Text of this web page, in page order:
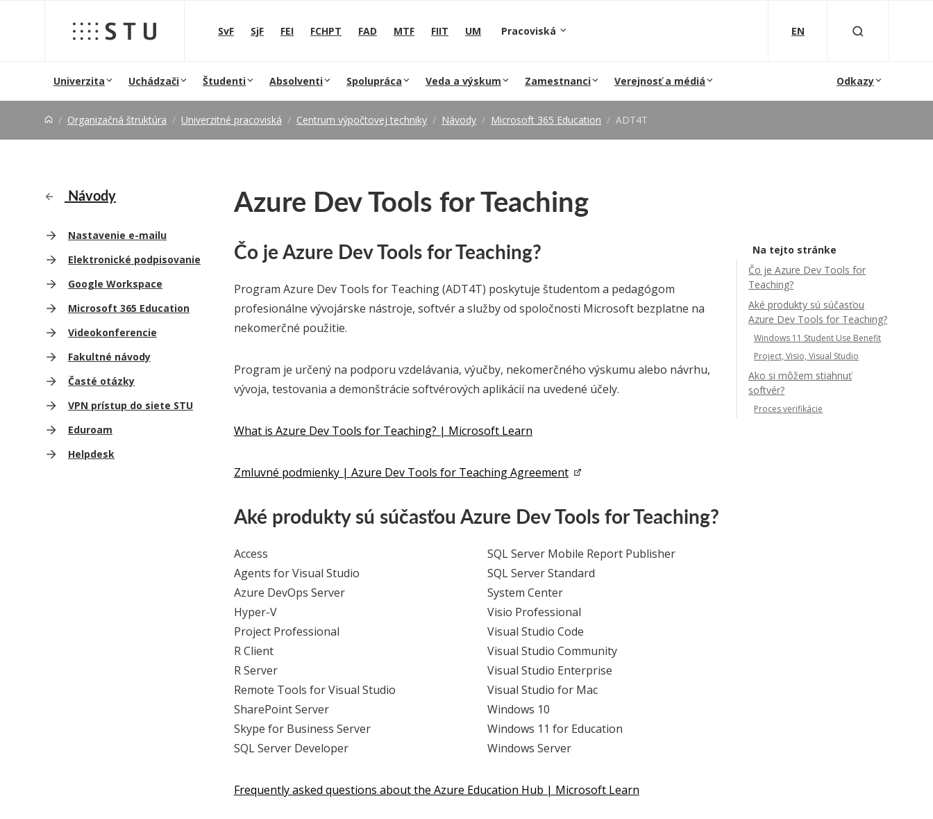
SvF SjF FEI FCHPT FAD MTF FIIT UM Pracoviská EN
Univerzita Uchádzači Študenti Absolventi Spolupráca Veda a výskum Zamestnanci Verejnosť a médiá Odkazy
Organizačná štruktúra Univerzitné pracoviská Centrum výpočtovej techniky Návody Microsoft 365 Education ADT4T
Návody
Nastavenie e-mailu
Elektronické podpisovanie
Google Workspace
Microsoft 365 Education
Videokonferencie
Fakultné návody
Časté otázky
VPN prístup do siete STU
Eduroam
Helpdesk
Azure Dev Tools for Teaching
Na tejto stránke
Čo je Azure Dev Tools for
Teaching?
Aké produkty sú súčasťou
Azure Dev Tools for Teaching?
Windows 11 Student Use Benefit
Project, Visio, Visual Studio
Ako si môžem stiahnuť
softvér?
Proces verifikácie
Čo je Azure Dev Tools for Teaching?
Program Azure Dev Tools for Teaching (ADT4T) poskytuje študentom a pedagógom
profesionálne vývojárske nástroje, softvér a služby od spoločnosti Microsoft bezplatne na
nekomerčné použitie.
Program je určený na podporu vzdelávania, výučby, nekomerčného výskumu alebo návrhu,
vývoja, testovania a demonštrácie softvérových aplikácií na uvedené účely.
What is Azure Dev Tools for Teaching? | Microsoft Learn
Zmluvné podmienky | Azure Dev Tools for Teaching Agreement
Aké produkty sú súčasťou Azure Dev Tools for Teaching?
Access
Agents for Visual Studio
Azure DevOps Server
Hyper-V
Project Professional
R Client
R Server
Remote Tools for Visual Studio
SharePoint Server
Skype for Business Server
SQL Server Developer
SQL Server Mobile Report Publisher
SQL Server Standard
System Center
Visio Professional
Visual Studio Code
Visual Studio Community
Visual Studio Enterprise
Visual Studio for Mac
Windows 10
Windows 11 for Education
Windows Server
Frequently asked questions about the Azure Education Hub | Microsoft Learn